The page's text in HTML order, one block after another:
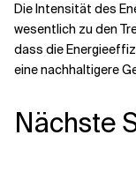
Die Intensität des
wesentlich zu den
dass die
eine nachhaltigere
Nächste